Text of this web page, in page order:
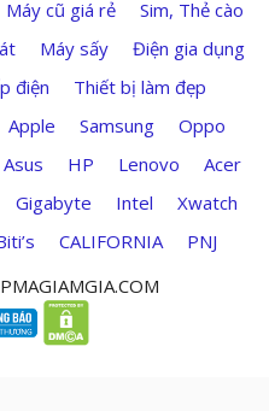
Máy cũ giá rẻ
Sim, Thẻ cào
Máy sấy
Điện gia dụng
điện
Thiết bị làm đẹp
Apple Samsung
Oppo
Asus HP Lenovo
Acer
Gigabyte Intel
Xwatch
CALIFORNIA
PNJ